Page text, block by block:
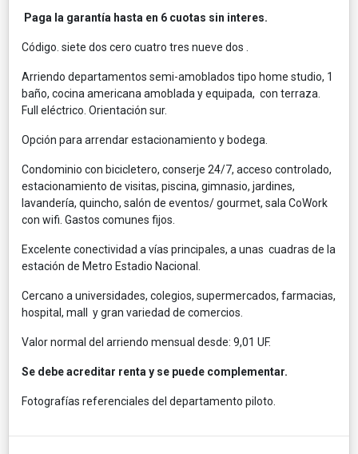
Paga la garantía hasta en 6 cuotas sin interes.
Código. siete dos cero cuatro tres nueve dos .
Arriendo departamentos semi-amoblados tipo home studio, 1
baño, cocina americana amoblada y equipada, con terraza.
Full eléctrico. Orientación sur.
Opción para arrendar estacionamiento y bodega.
Condominio con bicicletero, conserje 24/7, acceso controlado,
estacionamiento de visitas, piscina, gimnasio, jardines,
lavandería, quincho, salón de eventos/ gourmet, sala CoWork
con wifi. Gastos comunes fijos.
Excelente conectividad a vías principales, a unas cuadras de la
estación de Metro Estadio Nacional.
Cercano a universidades, colegios, supermercados, farmacias,
hospital, mall y gran variedad de comercios.
Valor normal del arriendo mensual desde: 9,01 UF.
Se debe acreditar renta y se puede complementar.
Fotografías referenciales del departamento piloto.